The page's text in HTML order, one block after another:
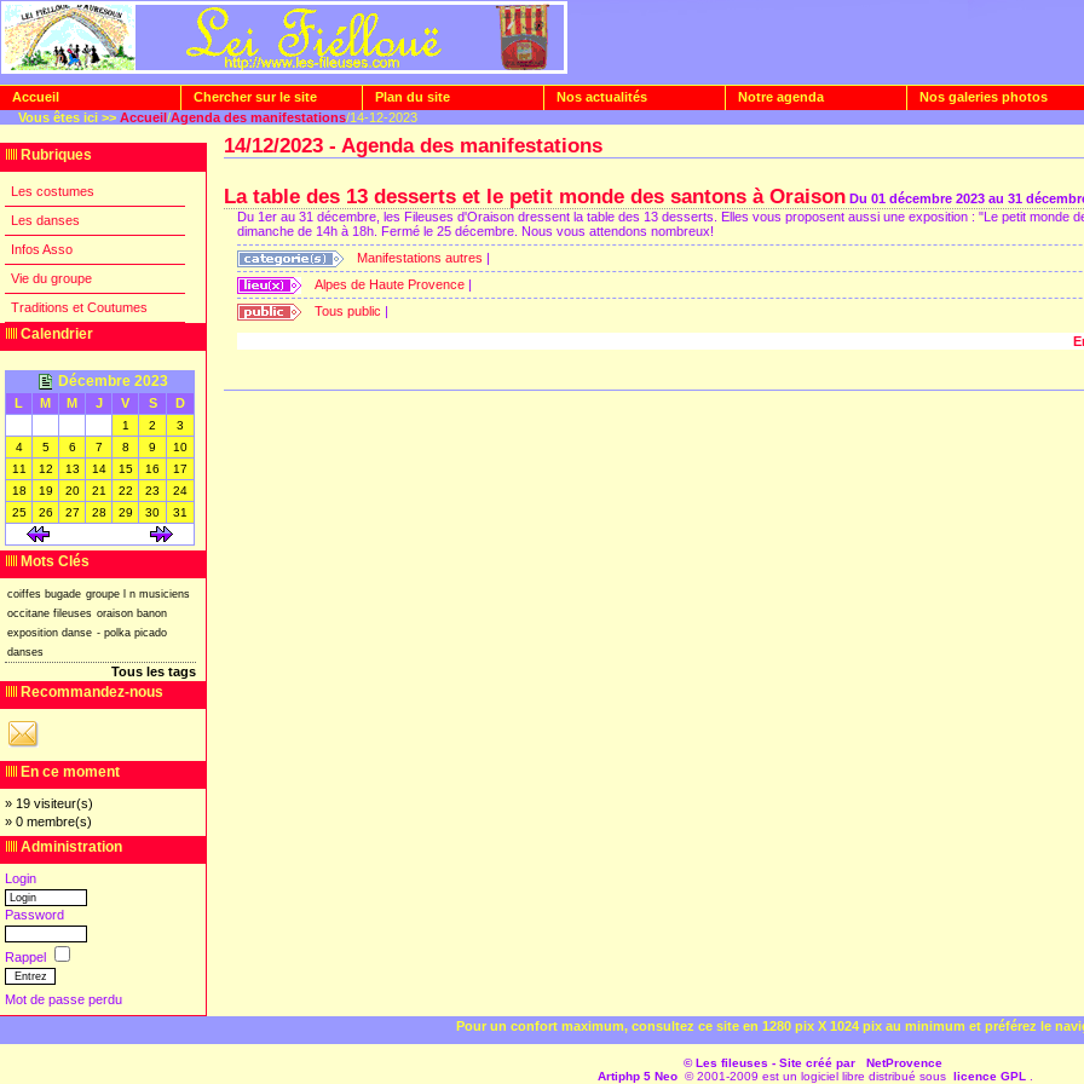
Accueil Chercher sur le site Plan du site Nos actualités Notre agenda Nos galeries photos
Vous êtes ici >> Accueil/Agenda des manifestations/14-12-2023
Rubriques
Les costumes
Les danses
Infos Asso
Vie du groupe
Traditions et Coutumes
Calendrier
Décembre 2023
L M M J V S
D
[1 [2 [3
[4] [5] [6 [7 [8 [9 [10
[11 [12 [13 [14] [15] [16 [17
[18 [19 [20] [21 [22 [23 [24
[25] [26 [27 [28 [29 [30 [31
Mots Clés
coiffes bugade groupe n musiciens
occitane fileuses oraison banon
exposition danse - polka picado
danses
Tous les tags
Recommandez-nous
En ce moment
» 19 visiteur(s)
» 0 membre(s)
Administration
Login
Password
Rappel
Mot de passe perdu
14/12/2023 - Agenda des manifestations
La table des 13 desserts et le petit monde des santons à Oraison Du 01 décembre 2023 au 31
Du 1er au 31 décembre, les Fileuses d'Oraison dressent la table des 13 desserts. Elles vous proposent aussi une exposition : "Le petit monde
dimanche de 14h à 18h. Fermé le 25 décembre. Nous vous attendons nombreux!
Manifestations autres |
Alpes de Haute Provence |
Tous public |
Pour un confort maximum, consultez ce site en 1280 pix X 1024 pix au minimum et préférez le
© Les fileuses - Site créé par
NetProvence
Artiphp 5 Neo © 2001-2009 est un logiciel libre distribué sous licence GPL